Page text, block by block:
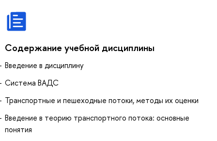
Содержание учебной дисциплины
Введение в дисциплину
Система ВАДС
Транспортные и пешеходные потоки, методы их оценки
Введение в теорию транспортного потока: основные
понятия